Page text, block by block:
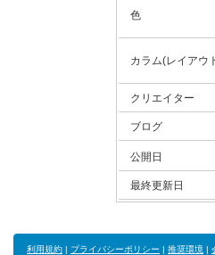
色
カラム(レイアウ
クリエイター
ブログ
公開日
最終更新日
利用規約 | プライバシーポリシー | 推奨環境 |